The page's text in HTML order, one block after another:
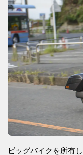
ビッグバイクを所有